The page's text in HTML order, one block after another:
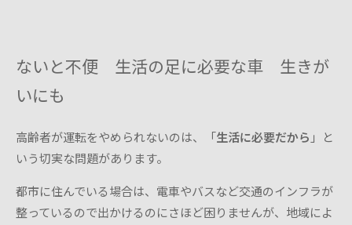
ないと不便 生活の足に必要な車 生きが
いにも
高齢者が運転をやめられないのは、「生活に必要だから 」と
いう切実な問題があります。
都市に住んでいる場合は、電車やバスなど交通のインフラが
整っているので出かけるのにさほど困りませんが、地域によ